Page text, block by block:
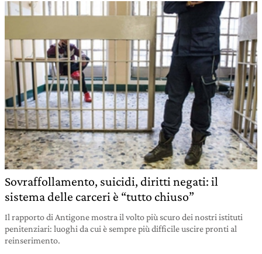
Sovraffollamento, suicidi, diritti negati: il
sistema delle carceri è “tutto chiuso”
Il rapporto di Antigone mostra il volto più scuro dei nostri istituti
penitenziari: luoghi da cui è sempre più difficile uscire pronti al
reinserimento.